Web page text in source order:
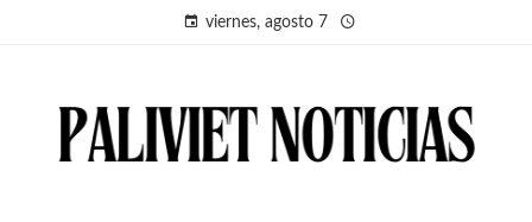
viernes, agosto 7